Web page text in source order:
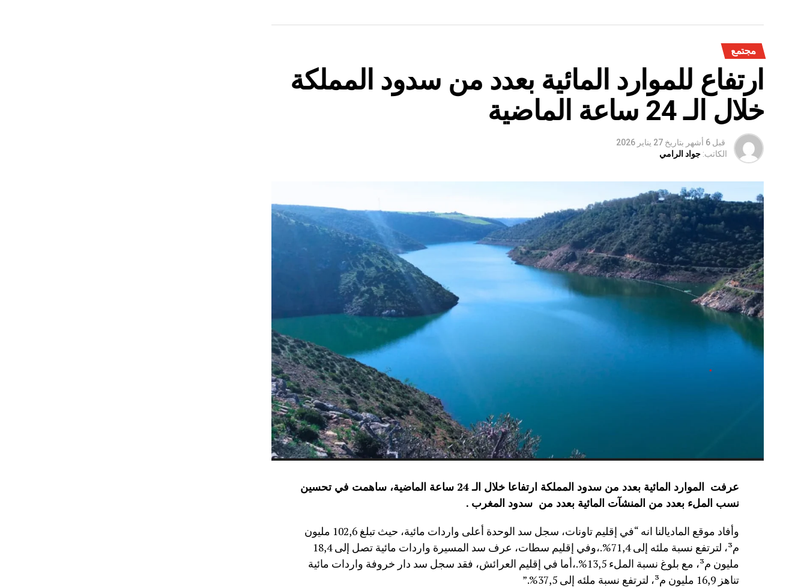
مجتمع
ارتفاع للموارد المائية بعدد من سدود المملكة
خلال الـ 24 ساعة الماضية
قبل 6 أشهر بتاريخ 27 يناير 2026
الكاتب: جواد الرامي
عرفت الموارد المائية بعدد من سدود المملكة ارتفاعا خلال الـ 24 ساعة الماضية، ساهمت في تحسين
نسب الملء بعدد من المنشآت المائية بعدد من سدود المغرب .
وأفاد موقع الماديالنا انه “في إقليم تاونات، سجل سد الوحدة أعلى واردات مائية، حيث تبلغ 102,6 مليون
م³، لترتفع نسبة ملئه إلى 71,4%.،وفي إقليم سطات، عرف سد المسيرة واردات مائية تصل إلى 18,4
مليون م³، مع بلوغ نسبة الملء 13,5%.،أما في إقليم العرائش، فقد سجل سد دار خروفة واردات مائية
تناهز 16,9 مليون م³، لترتفع نسبة ملئه إلى 37,5%.”